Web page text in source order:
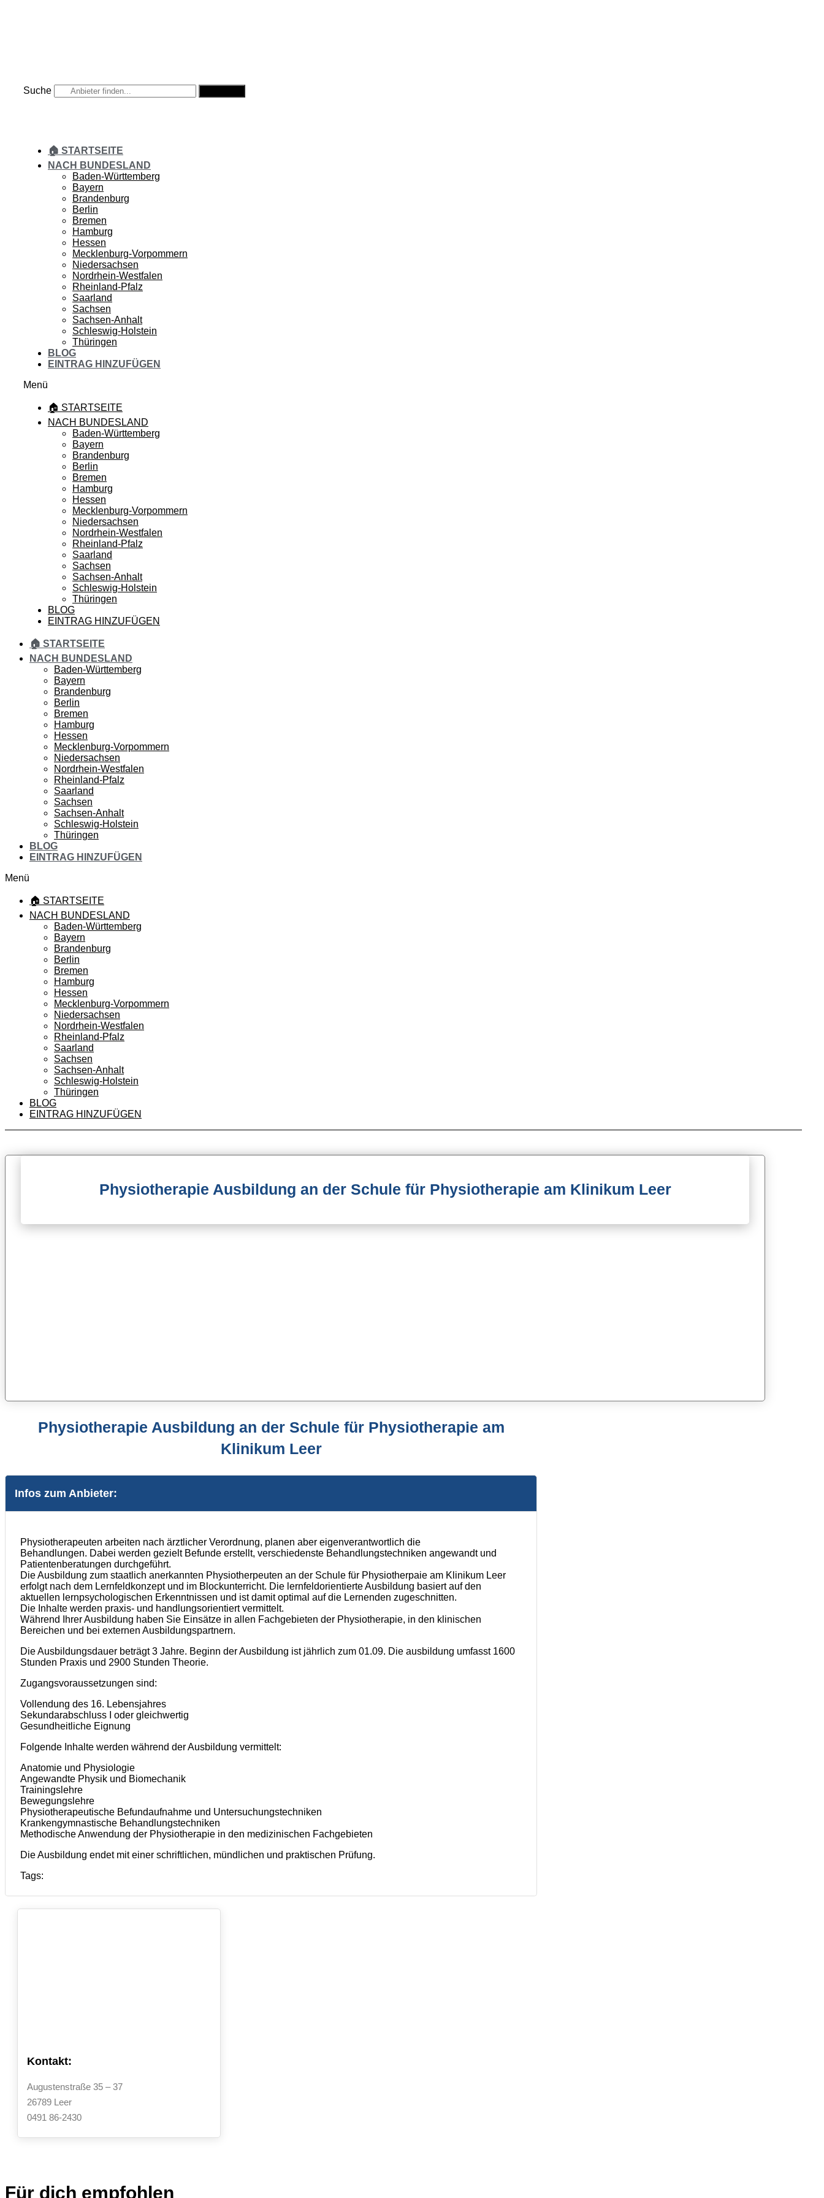
Suche
🏠 STARTSEITE
NACH BUNDESLAND
Baden-Württemberg
Bayern
Brandenburg
Berlin
Bremen
Hamburg
Hessen
Mecklenburg-Vorpommern
Niedersachsen
Nordrhein-Westfalen
Rheinland-Pfalz
Saarland
Sachsen
Sachsen-Anhalt
Schleswig-Holstein
Thüringen
BLOG
EINTRAG HINZUFÜGEN
Menü
🏠 STARTSEITE
NACH BUNDESLAND
Baden-Württemberg
Bayern
Brandenburg
Berlin
Bremen
Hamburg
Hessen
Mecklenburg-Vorpommern
Niedersachsen
Nordrhein-Westfalen
Rheinland-Pfalz
Saarland
Sachsen
Sachsen-Anhalt
Schleswig-Holstein
Thüringen
BLOG
EINTRAG HINZUFÜGEN
🏠 STARTSEITE
NACH BUNDESLAND
Baden-Württemberg
Bayern
Brandenburg
Berlin
Bremen
Hamburg
Hessen
Mecklenburg-Vorpommern
Niedersachsen
Nordrhein-Westfalen
Rheinland-Pfalz
Saarland
Sachsen
Sachsen-Anhalt
Schleswig-Holstein
Thüringen
BLOG
EINTRAG HINZUFÜGEN
Menü
🏠 STARTSEITE
NACH BUNDESLAND
Baden-Württemberg
Bayern
Brandenburg
Berlin
Bremen
Hamburg
Hessen
Mecklenburg-Vorpommern
Niedersachsen
Nordrhein-Westfalen
Rheinland-Pfalz
Saarland
Sachsen
Sachsen-Anhalt
Schleswig-Holstein
Thüringen
BLOG
EINTRAG HINZUFÜGEN
Physiotherapie Ausbildung an der Schule für Physiotherapie am Klinikum Leer
Physiotherapie Ausbildung an der Schule für Physiotherapie am
Klinikum Leer
Infos zum Anbieter:
Physiotherapeuten arbeiten nach ärztlicher Verordnung, planen aber eigenverantwortlich die
Behandlungen. Dabei werden gezielt Befunde erstellt, verschiedenste Behandlungstechniken angewandt und
Patientenberatungen durchgeführt.
Die Ausbildung zum staatlich anerkannten Physiotherpeuten an der Schule für Physiotherpaie am Klinikum Leer
erfolgt nach dem Lernfeldkonzept und im Blockunterricht. Die lernfeldorientierte Ausbildung basiert auf den
aktuellen lernpsychologischen Erkenntnissen und ist damit optimal auf die Lernenden zugeschnitten.
Die Inhalte werden praxis- und handlungsorientiert vermittelt.
Während Ihrer Ausbildung haben Sie Einsätze in allen Fachgebieten der Physiotherapie, in den klinischen
Bereichen und bei externen Ausbildungspartnern.
Die Ausbildungsdauer beträgt 3 Jahre. Beginn der Ausbildung ist jährlich zum 01.09. Die ausbildung umfasst 1600
Stunden Praxis und 2900 Stunden Theorie.
Zugangsvoraussetzungen sind:
Vollendung des 16. Lebensjahres
Sekundarabschluss I oder gleichwertig
Gesundheitliche Eignung
Folgende Inhalte werden während der Ausbildung vermittelt:
Anatomie und Physiologie
Angewandte Physik und Biomechanik
Trainingslehre
Bewegungslehre
Physiotherapeutische Befundaufnahme und Untersuchungstechniken
Krankengymnastische Behandlungstechniken
Methodische Anwendung der Physiotherapie in den medizinischen Fachgebieten
Die Ausbildung endet mit einer schriftlichen, mündlichen und praktischen Prüfung.
Tags:
Kontakt:
Augustenstraße 35 – 37
26789 Leer
0491 86-2430
Für dich empfohlen